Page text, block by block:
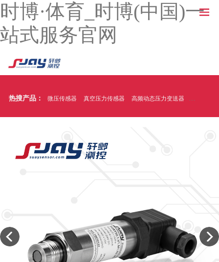
时博·体育_时博(中国)一
站式服务官网
热搜产品： 微压传感器 真空压力传感器 高频动态压力变送器 温压一体